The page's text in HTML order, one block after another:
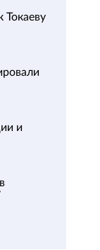
Токаеву
и